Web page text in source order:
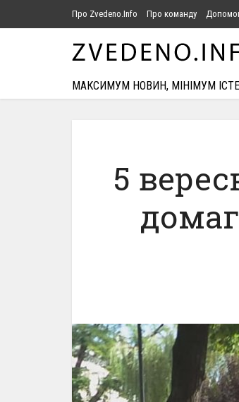
Про Zvedeno.Info Про команду
МАКСИМУМ НОВИН, МІНІМУМ
5